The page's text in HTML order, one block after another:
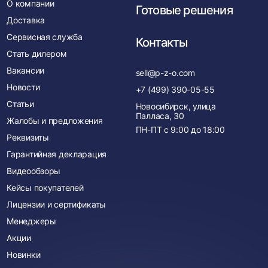
О компании
Доставка
Сервисная служба
Стать дилером
Вакансии
Новости
Статьи
Жалобы и предложения
Реквизиты
Гарантийная декларация
Видеообзоры
Кейсы покупателей
Лицензии и сертификаты
Менеджеры
Акции
Новинки
Готовые решения
Контакты
sell@p-z-o.com
+7 (499) 390-05-55
Новосибирск, улица
Палласа, 30
ПН-ПТ с 9:00 до 18:00